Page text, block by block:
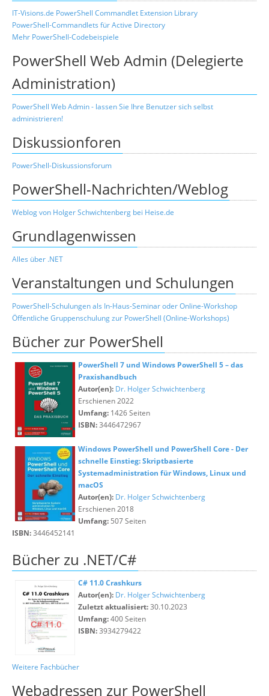
IT-Visions.de PowerShell Commandlet Extension Library
PowerShell-Commandlets für Active Directory
Mehr PowerShell-Codebeispiele
PowerShell Web Admin (Delegierte
Administration)
PowerShell Web Admin - lassen Sie Ihre Benutzer sich selbst
administrieren!
Diskussionforen
PowerShell-Diskussionsforum
PowerShell-Nachrichten/Weblog
Weblog von Holger Schwichtenberg bei Heise.de
Grundlagenwissen
Alles über .NET
Veranstaltungen und Schulungen
PowerShell-Schulungen als In-Haus-Seminar oder Online-Workshop
Öffentliche Gruppenschulung zur PowerShell (Online-Workshops)
Bücher zur PowerShell
PowerShell 7 und Windows PowerShell 5 – das
Praxishandbuch
Autor(en): Dr. Holger Schwichtenberg
Erschienen 2022
Umfang: 1426 Seiten
ISBN:3446472967
Windows PowerShell und PowerShell Core - Der
schnelle Einstieg: Skriptbasierte
Systemadministration für Windows, Linux und
macOS
Autor(en): Dr. Holger Schwichtenberg
Erschienen 2018
Umfang: 507 Seiten
ISBN:3446452141
Bücher zu .NET/C#
C# 11.0 Crashkurs
Autor(en): Dr. Holger Schwichtenberg
Zuletzt aktualisiert:30.10.2023
Umfang:400 Seiten
ISBN:3934279422
Weitere Fachbücher
Webadressen zur PowerShell